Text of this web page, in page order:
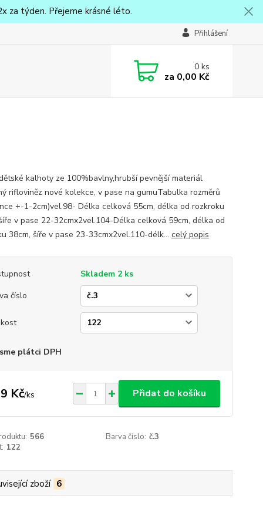
za týden. Přejeme krásné léto.
Přihlášení
0ks
za 0,00 Kč
kalhoty ze 100%bavlny,hrubší pevnější materiál
rifloviněz nové kolekce, v pase na gumuTabulka rozměrů
+-1-2cm)vel.98- Délka celková 55cm, délka od rozkroku
v pase 22-32cmx2vel.104-Délka celková 59cm, délka od
38cm, šíře v pase 23-33cmx2vel.110-délk... celý popis
Skladem 2 ks
číslo
plátci DPH
Kč/ks Přidat do košíku
566 Barva číslo: č.3
122
zboží 6